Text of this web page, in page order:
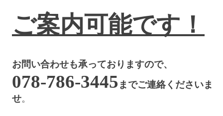
ご案内可能です！
お問い合わせも承っておりますので、
078-786-3445 までご連絡くださいま
せ。